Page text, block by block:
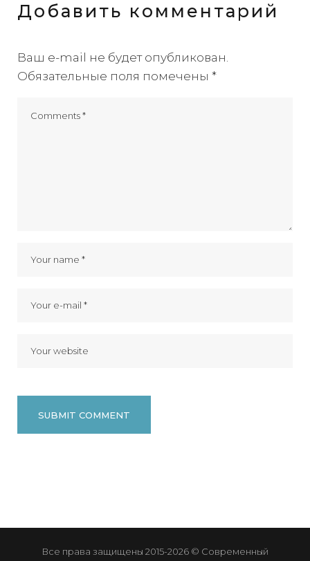
Добавить комментарий
Ваш e-mail не будет опубликован.
Обязательные поля помечены *
Все права защищены 2015-2026 © Современный